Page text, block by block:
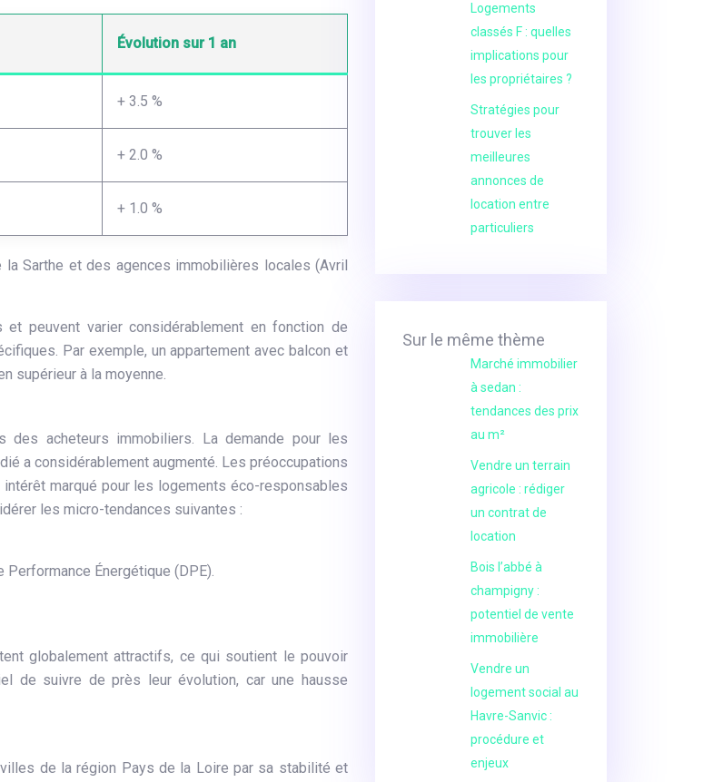
Évolution sur 1 an
+ 3.5 %
+ 2.0 %
+ 1.0 %
Sarthe et des agences immobilières locales (Avril
peuvent varier considérablement en fonction de
Par exemple, un appartement avec balcon et
supérieur à la moyenne.
des acheteurs immobiliers. La demande pour les
a considérablement augmenté. Les préoccupations
marqué pour les logements éco-responsables
les micro-tendances suivantes :
Énergétique (DPE).
globalement attractifs, ce qui soutient le pouvoir
de suivre de près leur évolution, car une hausse
de la région Pays de la Loire par sa stabilité et
Logements
classés F : quelles
implications pour
les propriétaires ?
Stratégies pour
trouver les
meilleures
annonces de
location entre
particuliers
Sur le même thème
Marché immobilier
à sedan :
tendances des prix
au m²
Vendre un terrain
agricole : rédiger
un contrat de
location
Bois l’abbé à
champigny :
potentiel de vente
immobilière
Vendre un
logement social au
Havre-Sanvic :
procédure et
enjeux